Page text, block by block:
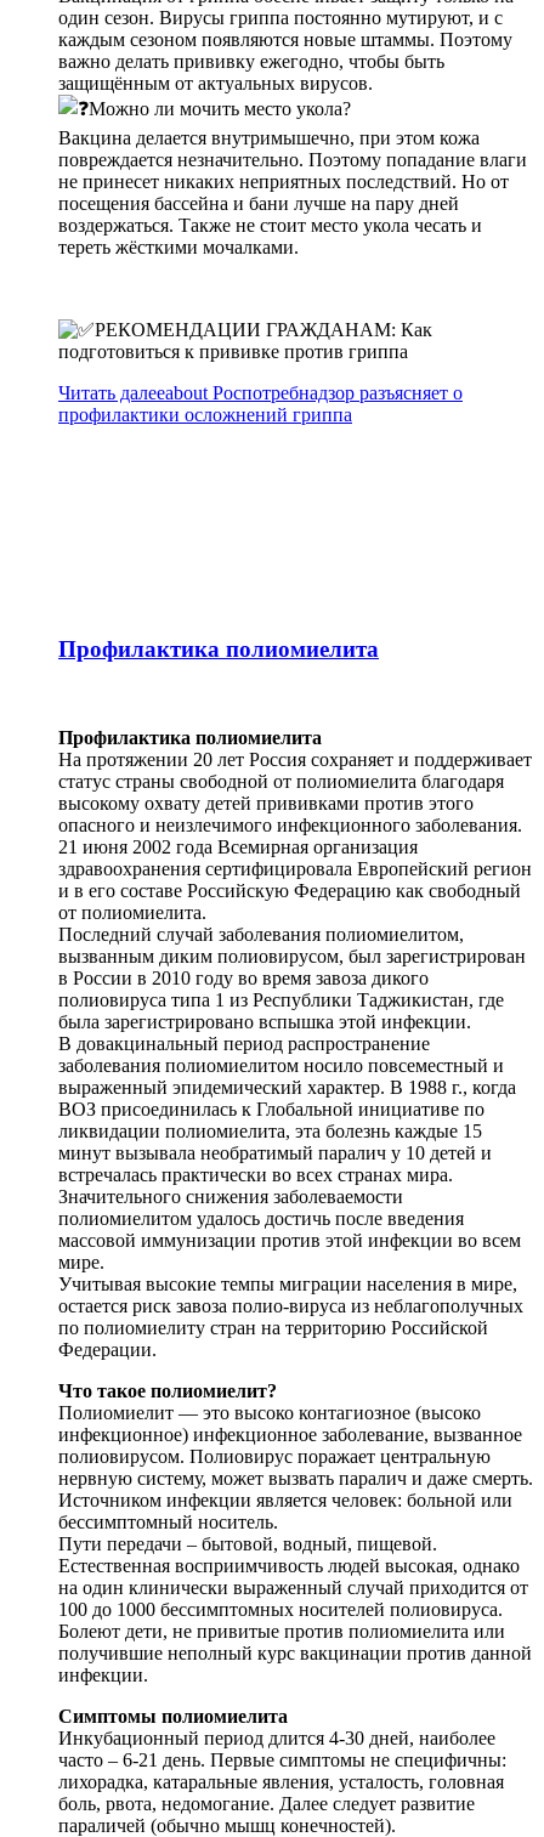
один сезон. Вирусы гриппа постоянно мутируют, и с
каждым сезоном появляются новые штаммы. Поэтому
важно делать прививку ежегодно, чтобы быть
защищённым от актуальных вирусов.
Можно ли мочить место укола?
Вакцина делается внутримышечно, при этом кожа
повреждается незначительно. Поэтому попадание влаги
не принесет никаких неприятных последствий. Но от
посещения бассейна и бани лучше на пару дней
воздержаться. Также не стоит место укола чесать и
тереть жёсткими мочалками.
РЕКОМЕНДАЦИИ ГРАЖДАНАМ: Как
подготовиться к прививке против гриппа
Читать далееabout Роспотребнадзор разъясняет о
профилактики осложнений гриппа
Профилактика полиомиелита
Профилактика полиомиелита
На протяжении 20 лет Россия сохраняет и поддерживает
статус страны свободной от полиомиелита благодаря
высокому охвату детей прививками против этого
опасного и неизлечимого инфекционного заболевания.
21 июня 2002 года Всемирная организация
здравоохранения сертифицировала Европейский регион
и в его составе Российскую Федерацию как свободный
от полиомиелита.
Последний случай заболевания полиомиелитом,
вызванным диким полиовирусом, был зарегистрирован
в России в 2010 году во время завоза дикого
полиовируса типа 1 из Республики Таджикистан, где
была зарегистрировано вспышка этой инфекции.
В довакцинальный период распространение
заболевания полиомиелитом носило повсеместный и
выраженный эпидемический характер. В 1988 г., когда
ВОЗ присоединилась к Глобальной инициативе по
ликвидации полиомиелита, эта болезнь каждые 15
минут вызывала необратимый паралич у 10 детей и
встречалась практически во всех странах мира.
Значительного снижения заболеваемости
полиомиелитом удалось достичь после введения
массовой иммунизации против этой инфекции во всем
мире.
Учитывая высокие темпы миграции населения в мире,
остается риск завоза полио-вируса из неблагополучных
по полиомиелиту стран на территорию Российской
Федерации.
Что такое полиомиелит?
Полиомиелит — это высоко контагиозное (высоко
инфекционное) инфекционное заболевание, вызванное
полиовирусом. Полиовирус поражает центральную
нервную систему, может вызвать паралич и даже смерть.
Источником инфекции является человек: больной или
бессимптомный носитель.
Пути передачи – бытовой, водный, пищевой.
Естественная восприимчивость людей высокая, однако
на один клинически выраженный случай приходится от
100 до 1000 бессимптомных носителей полиовируса.
Болеют дети, не привитые против полиомиелита или
получившие неполный курс вакцинации против данной
инфекции.
Симптомы полиомиелита
Инкубационный период длится 4-30 дней, наиболее
часто – 6-21 день. Первые симптомы не специфичны:
лихорадка, катаральные явления, усталость, головная
боль, рвота, недомогание. Далее следует развитие
параличей (обычно мышц конечностей).